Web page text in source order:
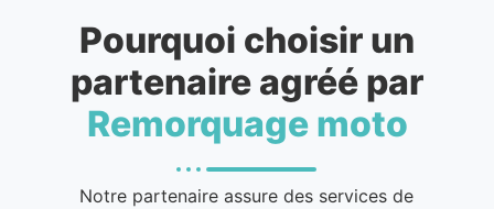
Pourquoi choisir un
partenaire agréé par
Remorquage moto
Notre partenaire assure des services de